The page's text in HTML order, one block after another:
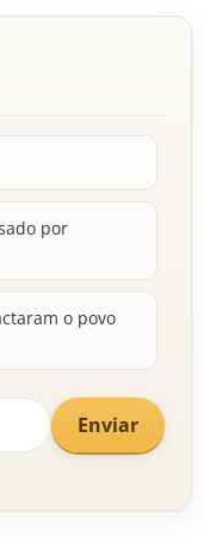
por
o povo
Enviar